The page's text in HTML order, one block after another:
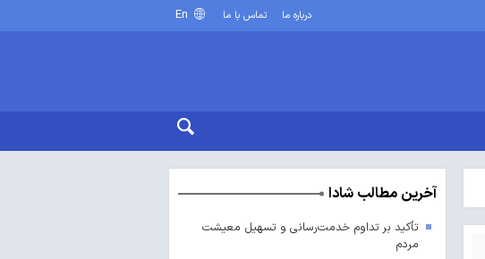
درباره ما تماس با ما
آخرین مطالب شادا
تأکید بر تداوم خدمت‌رسانی و تسهیل معیشت
مردم